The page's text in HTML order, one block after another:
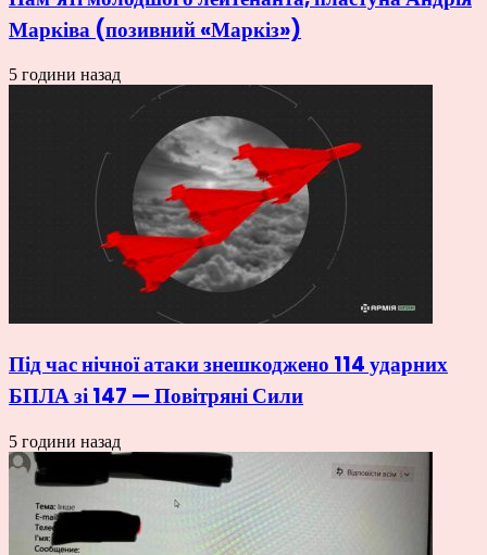
Марківа (позивний «Маркіз»)
5 години назад
Під час нічної атаки знешкоджено 114 ударних
БПЛА зі 147 — Повітряні Сили
5 години назад